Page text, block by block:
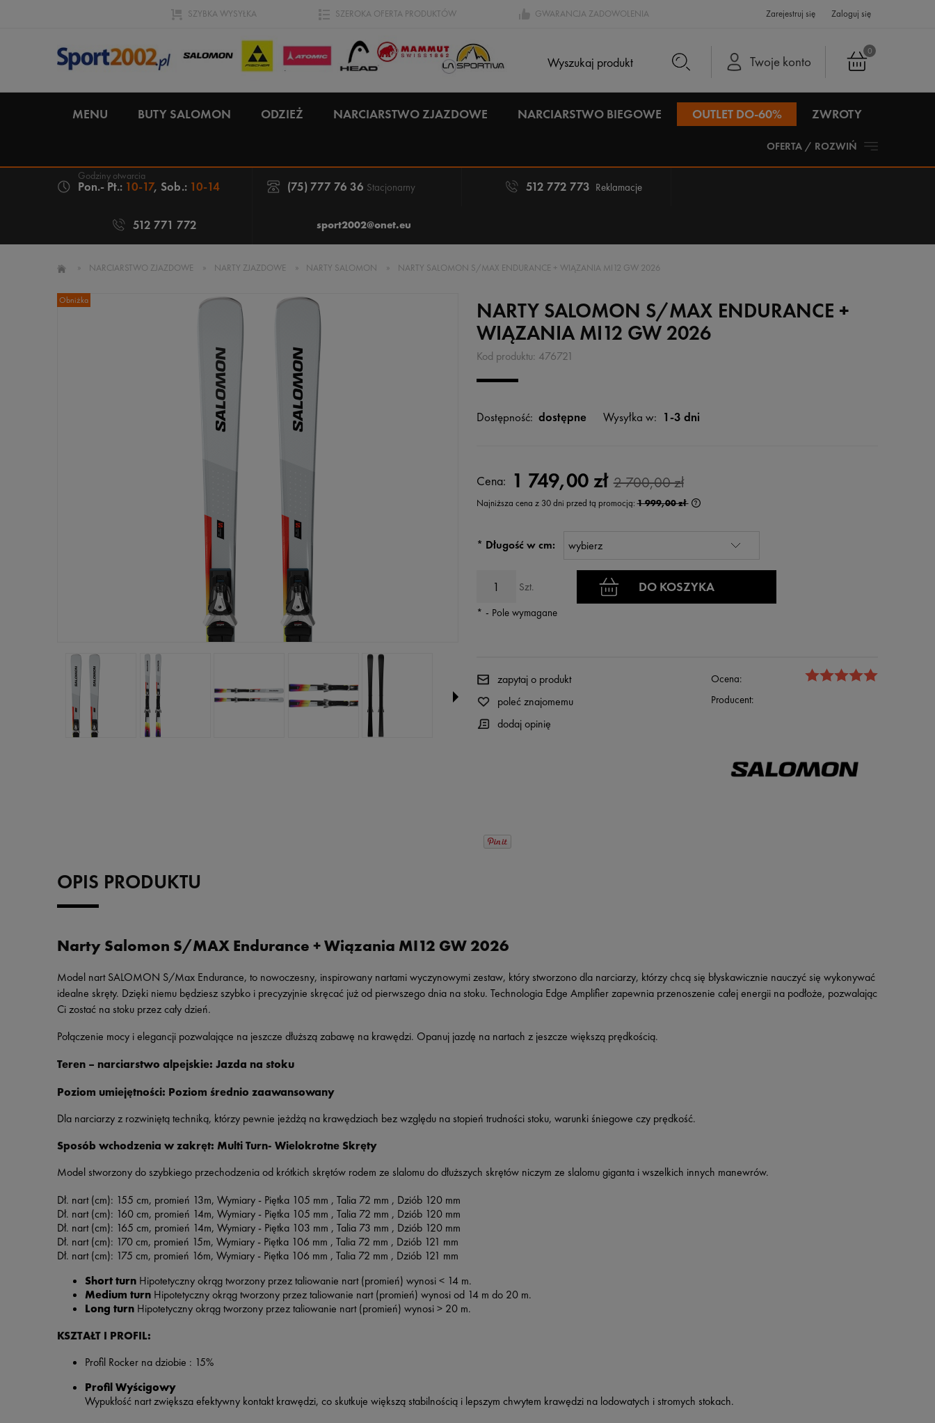
SZYBKA WYSYŁKA SZEROKA OFERTA PRODUKTÓW GWARANCJA ZADOWOLENIA Zarejestruj się Zaloguj się
0
Twoje konto
MENU BUTY SALOMON ODZIEŻ NARCIARSTWO ZJAZDOWE NARCIARSTWO BIEGOWE OUTLET DO-60% ZWROTY
OFERTA / ROZWIŃ
Pon.- Pt.: 10-17, Sob.: 10-14 (75) 777 76 36 Stacjonarny 512 772 773 Reklamacje
512 771 772 sport2002@onet.eu
» NARCIARSTWO ZJAZDOWE » NARTY ZJAZDOWE » NARTY SALOMON » NARTY SALOMON S/MAX ENDURANCE + WIĄZANIA MI12 GW 2026
Obniżka
NARTY SALOMON S/MAX ENDURANCE +
WIĄZANIA MI12 GW 2026
Kod produktu: 476721
Dostępność: dostępne Wysyłka w: 1-3 dni
Cena: 1 749,00 zł 2 700,00 zł
Najniższa cena z 30 dni przed tą promocją:1 999,00 zł
wyświetlana jest najniższa cena od momentu,
* Długość w cm:
Szt. DO KOSZYKA
* - Pole wymagane
Ocena:
Producent:
zapytaj o produkt
poleć znajomemu
dodaj opinię
OPIS PRODUKTU
Narty Salomon S/MAX Endurance + Wiązania MI12 GW 2026
Model nart SALOMON S/Max Endurance, to nowoczesny, inspirowany nartami wyczynowymi zestaw, który stworzono dla narciarzy, którzy chcą się błyskawicznie nauczyć się wykonywać
idealne skręty. Dzięki niemu będziesz szybko i precyzyjnie skręcać już od pierwszego dnia na stoku. Technologia Edge Amplifier zapewnia przenoszenie całej energii na podłoże, pozwalając
Ci zostać na stoku przez cały dzień.
Połączenie mocy i elegancji pozwalające na jeszcze dłuższą zabawę na krawędzi. Opanuj jazdę na nartach z jeszcze większą prędkością.
Teren – narciarstwo alpejskie: Jazda na stoku
Poziom umiejętności: Poziom średnio zaawansowany
Dla narciarzy z rozwiniętą techniką, którzy pewnie jeżdżą na krawędziach bez względu na stopień trudności stoku, warunki śniegowe czy prędkość.
Sposób wchodzenia w zakręt: Multi Turn- Wielokrotne Skręty
Model stworzony do szybkiego przechodzenia od krótkich skrętów rodem ze slalomu do dłuższych skrętów niczym ze slalomu giganta i wszelkich innych manewrów.
Dł. nart (cm): 155 cm, promień 13m, Wymiary - Piętka 105 mm , Talia 72 mm , Dziób 120 mm
Dł. nart (cm): 160 cm, promień 14m, Wymiary - Piętka 105 mm , Talia 72 mm , Dziób 120 mm
Dł. nart (cm): 165 cm, promień 14m, Wymiary - Piętka 103 mm , Talia 73 mm , Dziób 120 mm
Dł. nart (cm): 170 cm, promień 15m, Wymiary - Piętka 106 mm , Talia 72 mm , Dziób 121 mm
Dł. nart (cm): 175 cm, promień 16m, Wymiary - Piętka 106 mm , Talia 72 mm , Dziób 121 mm
Short turn Hipotetyczny okrąg tworzony przez taliowanie nart (promień) wynosi < 14 m.
Medium turn Hipotetyczny okrąg tworzony przez taliowanie nart (promień) wynosi od 14 m do 20 m.
Long turn Hipotetyczny okrąg tworzony przez taliowanie nart (promień) wynosi > 20 m.
KSZTAŁT I PROFIL:
Profil Rocker na dziobie : 15%
Profil Wyścigowy
Wypukłość nart zwiększa efektywny kontakt krawędzi, co skutkuje większą stabilnością i lepszym chwytem krawędzi na lodowatych i stromych stokach.